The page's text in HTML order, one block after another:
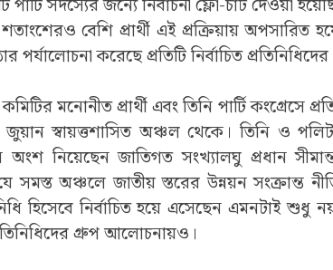
সদস্যের জন্যে নির্বাচনী ফ্লো-চার্ট দেওয়া
বেশি প্রার্থী এই প্রক্রিয়ায় অপসারিত
করেছে প্রতিটি নির্বাচিত
মনোনীত প্রার্থী এবং তিনি পার্টি কংগ্রেসে
জুয়ান স্বায়ত্তশাসিত অঞ্চল থেকে। তিনি ও
অংশ নিয়েছেন জাতিগত সংখ্যালঘু প্রধান
সমস্ত অঞ্চলে জাতীয় স্তরের উন্নয়ন সংক্রান্ত
হিসেবে নির্বাচিত হয়ে এসেছেন এমনটাই শুধু
গ্রুপ আলোচনায়ও।